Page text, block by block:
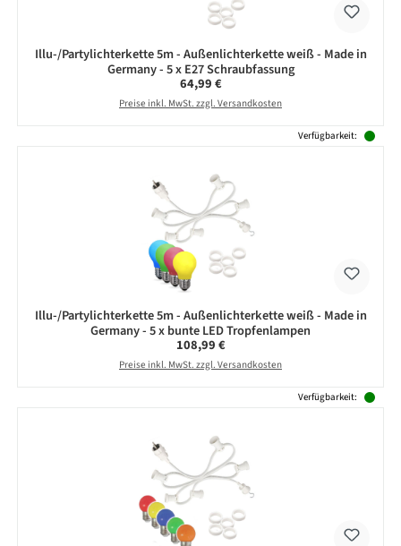
Illu-/Partylichterkette 5m - Außenlichterkette weiß - Made in
Germany - 5 x E27 Schraubfassung
Regulärer Preis:
64,99 €
Preise inkl. MwSt. zzgl. Versandkosten
Verfügbarkeit:
Illu-/Partylichterkette 5m - Außenlichterkette weiß - Made in
Germany - 5 x bunte LED Tropfenlampen
Regulärer Preis:
108,99 €
Preise inkl. MwSt. zzgl. Versandkosten
Verfügbarkeit: